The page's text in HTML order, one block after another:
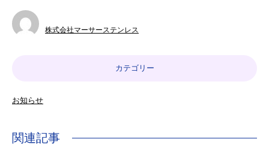
株式会社マーサーステンレス
カテゴリー
お知らせ
関連記事